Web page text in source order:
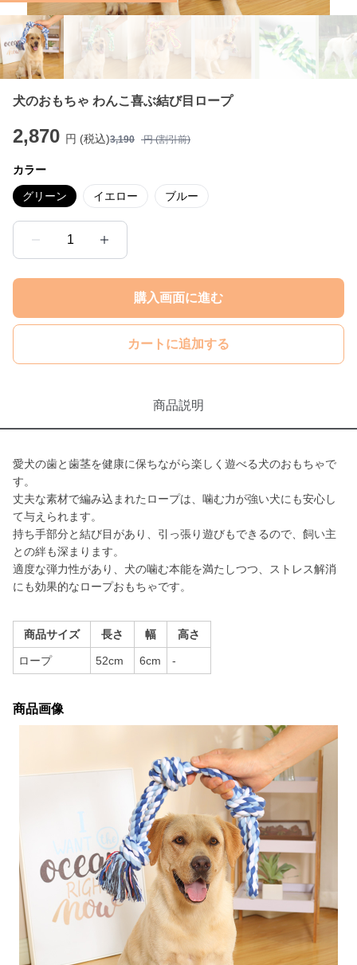
犬のおもちゃ わんこ喜ぶ結び目ロープ
2,870 円 (税込)3,190 円 (割引前)
カラー
グリーン イエロー ブルー
1
購入画面に進む
カートに追加する
商品説明
愛犬の歯と歯茎を健康に保ちながら楽しく遊べる犬のおもちゃで
す。
丈夫な素材で編み込まれたロープは、噛む力が強い犬にも安心し
て与えられます。
持ち手部分と結び目があり、引っ張り遊びもできるので、飼い主
との絆も深まります。
適度な弾力性があり、犬の噛む本能を満たしつつ、ストレス解消
にも効果的なロープおもちゃです。
商品サイズ 長さ 幅 高さ
ロープ 52cm 6cm -
商品画像